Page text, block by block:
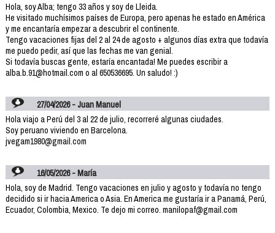
Hola, soy Alba; tengo 33 años y soy de Lleida.
He visitado muchísimos países de Europa, pero apenas he estado en América
y me encantaría empezar a descubrir el continente.
Tengo vacaciones fijas del 2 al 24 de agosto + algunos días extra que todavía
me puedo pedir, así que las fechas me van genial.
Si todavía buscas gente, estaría encantada! Me puedes escribir a
alba.b.91@hotmail.com o al 650536695. Un saludo! :)
27/04/2026 - Juan Manuel
Hola viajo a Perú del 3 al 22 de julio, recorreré algunas ciudades.
Soy peruano viviendo en Barcelona.
jvegam1980@gmail.com
16/05/2026 - María
Hola, soy de Madrid. Tengo vacaciones en julio y agosto y todavía no tengo
decidido si ir hacia America o Asia. En America me gustaría ir a Panamá, Perú,
Ecuador, Colombia, Mexico. Te dejo mi correo. manilopaf@gmail.com